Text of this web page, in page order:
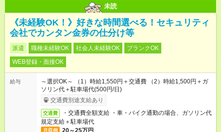
未読
《未経験OK！》好きな時間選べる！セキュリティ
会社でカンタン金券の仕分け等
派遣 職種未経験OK 社会人未経験OK
ブランクOK
WEB登録・面接OK
給与
～選択OK～ （1）時給1,550円＋交通費 （2）時給1,500円＋ガ
ソリン代＋駐車場代(500円/日)
交通費別途支給あり
交通費
・交通費全額支給 ・車・バイク通勤の場合、ガソリン代
規定支給＋駐車場代
月収例 20～25万円